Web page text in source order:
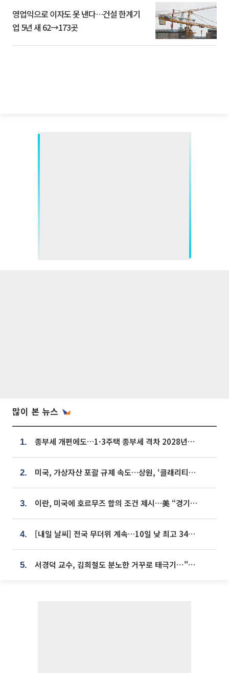
영업익으로 이자도 못 낸다…건설 한계기
업 5년 새 62→173곳
많이 본 뉴스
1. 종부세 개편에도…1·3주택 종부세 격차 2028년부터 확대
2. 미국, 가상자산 포괄 규제 속도…상원, ‘클래리티법’ 9월 절차투표 추진
3. 이란, 미국에 호르무즈 합의 조건 제시…美 “경기 아직 안 끝나” [종합]
4. [내일 날씨] 전국 무더위 계속…10일 낮 최고 34도 육박
5. 서경덕 교수, 김희철도 분노한 거꾸로 태극기⋯"엉터리는 아냐, 아쉬울 뿐"